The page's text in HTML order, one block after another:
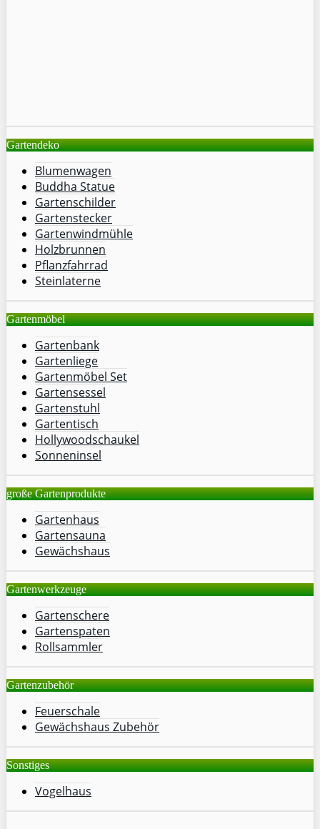
Gartendeko
Blumenwagen
Buddha Statue
Gartenschilder
Gartenstecker
Gartenwindmühle
Holzbrunnen
Pflanzfahrrad
Steinlaterne
Gartenmöbel
Gartenbank
Gartenliege
Gartenmöbel Set
Gartensessel
Gartenstuhl
Gartentisch
Hollywoodschaukel
Sonneninsel
große Gartenprodukte
Gartenhaus
Gartensauna
Gewächshaus
Gartenwerkzeuge
Gartenschere
Gartenspaten
Rollsammler
Gartenzubehör
Feuerschale
Gewächshaus Zubehör
Sonstiges
Vogelhaus